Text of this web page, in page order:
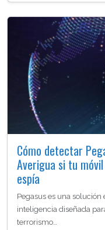
Cómo detectar
Averigua si tu
espía
Pegasus es una
inteligencia diseñada
terrorismo…